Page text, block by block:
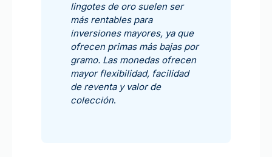
lingotes de oro suelen ser
más rentables para
inversiones mayores, ya que
ofrecen primas más bajas por
gramo. Las monedas ofrecen
mayor flexibilidad, facilidad
de reventa y valor de
colección.